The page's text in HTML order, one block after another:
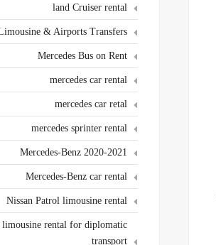
land Cruiser rental
& Airports Transfers
Mercedes Bus on Rent
mercedes car rental
mercedes car retal
mercedes sprinter rental
Mercedes-Benz 2020-2021
Mercedes-Benz car rental
Nissan Patrol limousine rental
limousine rental for diplomatic
transport